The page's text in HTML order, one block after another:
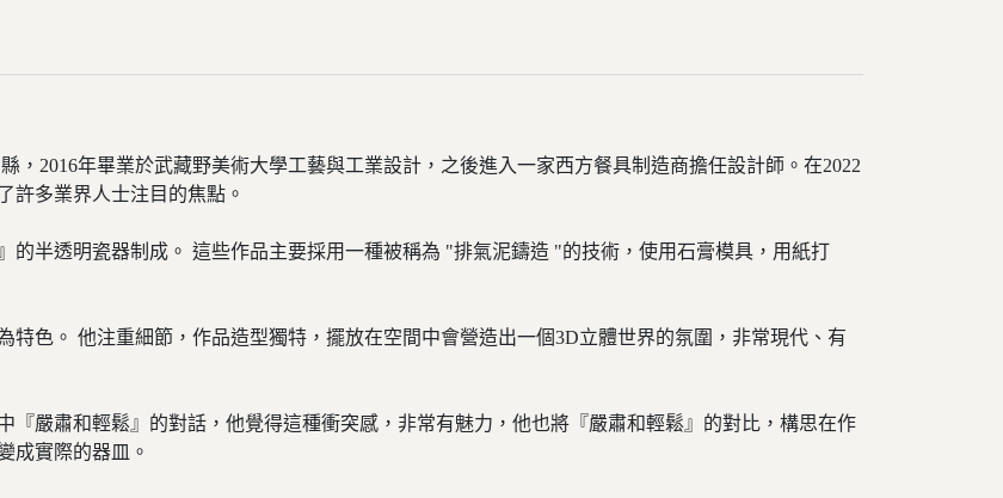
，2016年畢業於武藏野美術大學工藝與工業設計，之後進入一家西方餐具制造商擔任設計師。在2022
許多業界人士注目的焦點。
的半透明瓷器制成。 這些作品主要採用一種被稱為 "排氣泥鑄造 "的技術，使用石膏模具，用紙打
色。 他注重細節，作品造型獨特，擺放在空間中會營造出一個3D立體世界的氛圍，非常現代、有
『嚴肅和輕鬆』的對話，他覺得這種衝突感，非常有魅力，他也將『嚴肅和輕鬆』的對比，構思在作
成實際的器皿。